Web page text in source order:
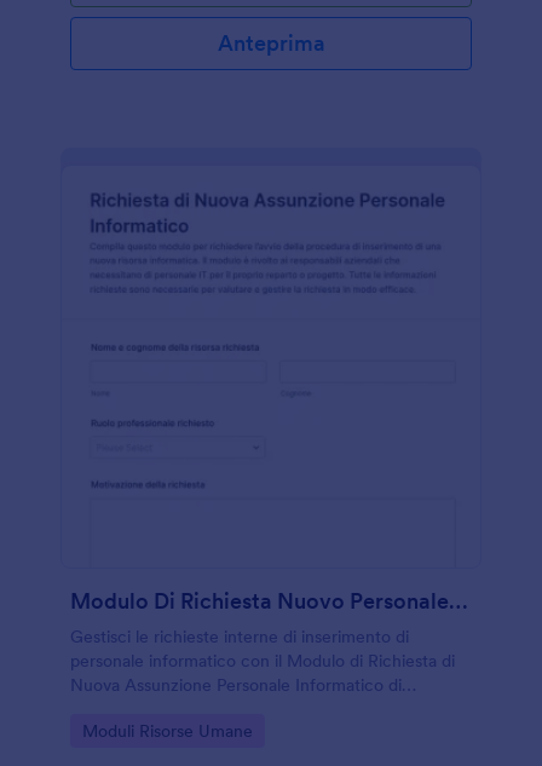
Anteprima
Modulo Di Richiesta Nuovo Personale IT
Gestisci le richieste interne di inserimento di
personale informatico con il Modulo di Richiesta di
Nuova Assunzione Personale Informatico di
organizzare la raccolta dati in modo coerente.
Go to Category:
Moduli Risorse Umane